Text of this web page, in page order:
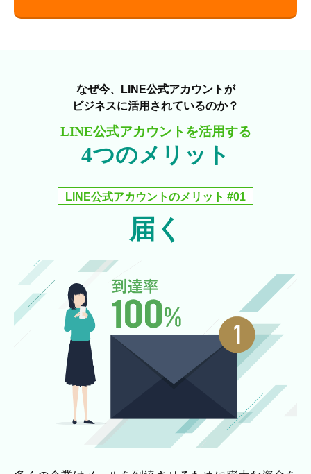
なぜ今、LINE公式アカウントが
ビジネスに活用されているのか？
LINE公式アカウントを活用する
4つのメリット
LINE公式アカウントのメリット #01
届く